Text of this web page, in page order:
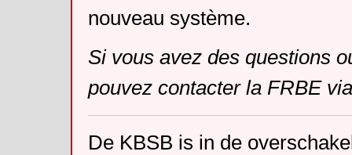
nouveau système.
Si vous avez des questions
pouvez contacter la FRBE
De KBSB is in de